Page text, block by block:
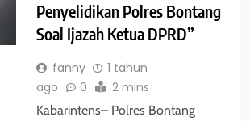
Penyelidikan Polres Bontang
Soal Ijazah Ketua DPRD”
fanny
1 tahun
ago
0 2 mins
Kabarintens– Polres Bontang